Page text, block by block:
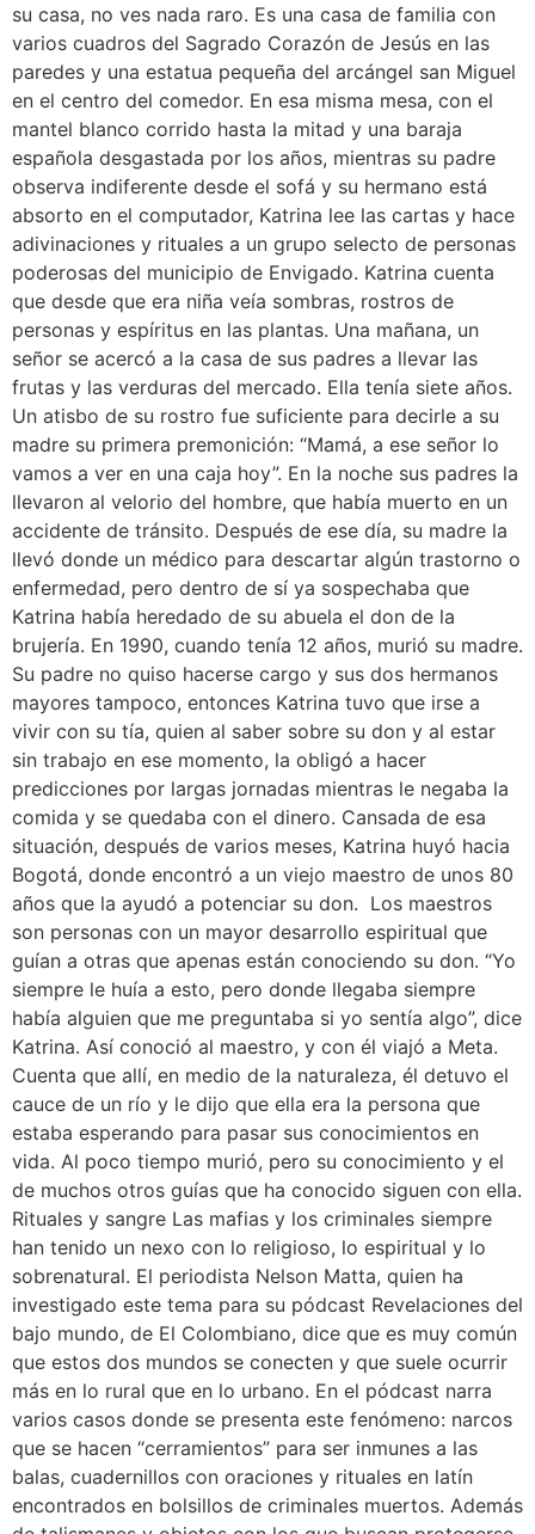
su casa, no ves nada raro. Es una casa de familia con
varios cuadros del Sagrado Corazón de Jesús en las
paredes y una estatua pequeña del arcángel san Miguel
en el centro del comedor. En esa misma mesa, con el
mantel blanco corrido hasta la mitad y una baraja
española desgastada por los años, mientras su padre
observa indiferente desde el sofá y su hermano está
absorto en el computador, Katrina lee las cartas y hace
adivinaciones y rituales a un grupo selecto de personas
poderosas del municipio de Envigado. Katrina cuenta
que desde que era niña veía sombras, rostros de
personas y espíritus en las plantas. Una mañana, un
señor se acercó a la casa de sus padres a llevar las
frutas y las verduras del mercado. Ella tenía siete años.
Un atisbo de su rostro fue suficiente para decirle a su
madre su primera premonición: “Mamá, a ese señor lo
vamos a ver en una caja hoy”. En la noche sus padres la
llevaron al velorio del hombre, que había muerto en un
accidente de tránsito. Después de ese día, su madre la
llevó donde un médico para descartar algún trastorno o
enfermedad, pero dentro de sí ya sospechaba que
Katrina había heredado de su abuela el don de la
brujería. En 1990, cuando tenía 12 años, murió su madre.
Su padre no quiso hacerse cargo y sus dos hermanos
mayores tampoco, entonces Katrina tuvo que irse a
vivir con su tía, quien al saber sobre su don y al estar
sin trabajo en ese momento, la obligó a hacer
predicciones por largas jornadas mientras le negaba la
comida y se quedaba con el dinero. Cansada de esa
situación, después de varios meses, Katrina huyó hacia
Bogotá, donde encontró a un viejo maestro de unos 80
años que la ayudó a potenciar su don. Los maestros
son personas con un mayor desarrollo espiritual que
guían a otras que apenas están conociendo su don. “Yo
siempre le huía a esto, pero donde llegaba siempre
había alguien que me preguntaba si yo sentía algo”, dice
Katrina. Así conoció al maestro, y con él viajó a Meta.
Cuenta que allí, en medio de la naturaleza, él detuvo el
cauce de un río y le dijo que ella era la persona que
estaba esperando para pasar sus conocimientos en
vida. Al poco tiempo murió, pero su conocimiento y el
de muchos otros guías que ha conocido siguen con ella.
Rituales y sangre Las mafias y los criminales siempre
han tenido un nexo con lo religioso, lo espiritual y lo
sobrenatural. El periodista Nelson Matta, quien ha
investigado este tema para su pódcast Revelaciones del
bajo mundo, de El Colombiano, dice que es muy común
que estos dos mundos se conecten y que suele ocurrir
más en lo rural que en lo urbano. En el pódcast narra
varios casos donde se presenta este fenómeno: narcos
que se hacen “cerramientos” para ser inmunes a las
balas, cuadernillos con oraciones y rituales en latín
encontrados en bolsillos de criminales muertos. Además